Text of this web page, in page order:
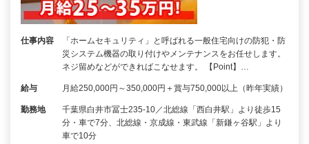
仕事内容
「ホームセキュリティ」と呼ばれる一般住宅向けの防犯・防
災システム機器の取り付けやメンテナンスをお任せします。
ネジ留めなどができればこなせます。 【Point】…
給与 月給250,000円～350,000円＋賞与750,000以上（昨年実績）
勤務地
千葉県白井市冨士235-10／北総線「西白井駅」より徒歩15
分・車で7分、北総線・京成線・東武線「新鎌ヶ谷駅」より
車で10分